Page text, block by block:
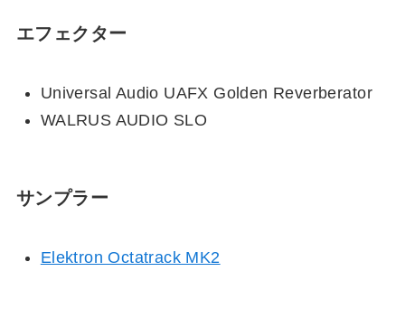
エフェクター
Universal Audio UAFX Golden Reverberator
WALRUS AUDIO SLO
サンプラー
Elektron Octatrack MK2